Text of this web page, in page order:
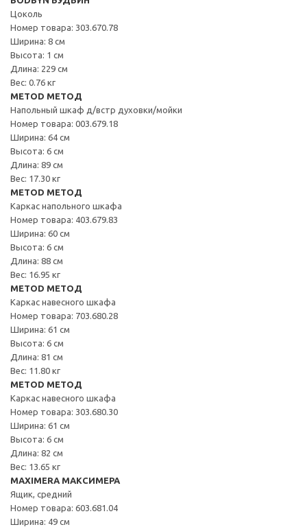
Цоколь
Номер товара: 303.670.78
Ширина: 8 см
Высота: 1 см
Длина: 229 см
Вес: 0.76 кг
METOD МЕТОД
Напольный шкаф д/встр духовки/мойки
Номер товара: 003.679.18
Ширина: 64 см
Высота: 6 см
Длина: 89 см
Вес: 17.30 кг
METOD МЕТОД
Каркас напольного шкафа
Номер товара: 403.679.83
Ширина: 60 см
Высота: 6 см
Длина: 88 см
Вес: 16.95 кг
METOD МЕТОД
Каркас навесного шкафа
Номер товара: 703.680.28
Ширина: 61 см
Высота: 6 см
Длина: 81 см
Вес: 11.80 кг
METOD МЕТОД
Каркас навесного шкафа
Номер товара: 303.680.30
Ширина: 61 см
Высота: 6 см
Длина: 82 см
Вес: 13.65 кг
MAXIMERA МАКСИМЕРА
Ящик, средний
Номер товара: 603.681.04
Ширина: 49 см